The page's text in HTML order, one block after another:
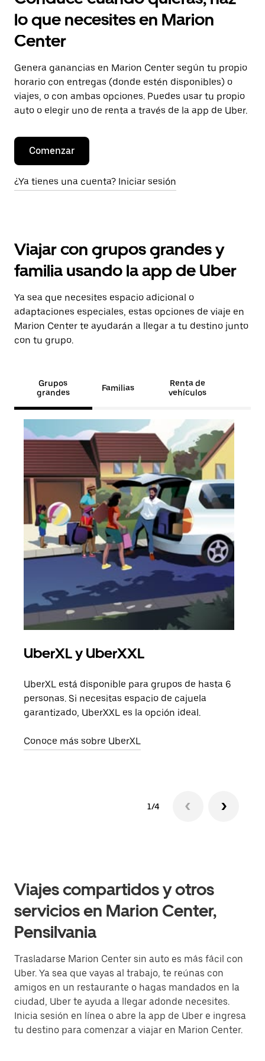
lo que necesites en Marion
Center
Genera ganancias en Marion Center según tu propio
horario con entregas (donde estén disponibles) o
viajes, o con ambas opciones. Puedes usar tu propio
auto o elegir uno de renta a través de la app de Uber.
Comenzar
¿Ya tienes una cuenta? Iniciar sesión
Viajar con grupos grandes y
familia usando la app de Uber
Ya sea que necesites espacio adicional o
adaptaciones especiales, estas opciones de viaje en
Marion Center te ayudarán a llegar a tu destino junto
con tu grupo.
Grupos
grandes
Familias
Renta de
vehículos
UberXL y UberXXL
UberXL está disponible para grupos de hasta 6
personas. Si necesitas espacio de cajuela
garantizado, UberXXL es la opción ideal.
Conoce más sobre UberXL
1/4
Viajes compartidos y otros
servicios en Marion Center,
Pensilvania
Trasladarse Marion Center sin auto es más fácil con
Uber. Ya sea que vayas al trabajo, te reúnas con
amigos en un restaurante o hagas mandados en la
ciudad, Uber te ayuda a llegar adonde necesites.
Inicia sesión en línea o abre la app de Uber e ingresa
tu destino para comenzar a viajar en Marion Center.